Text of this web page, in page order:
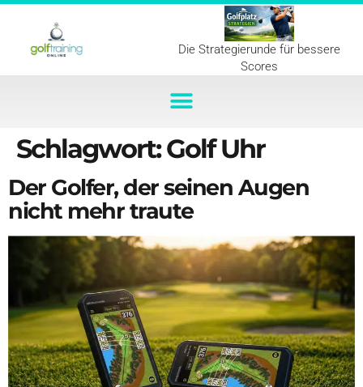
Die Strategierunde für bessere
Scores
Schlagwort:Golf Uhr
Der Golfer, der seinen Augen
nicht mehr traute